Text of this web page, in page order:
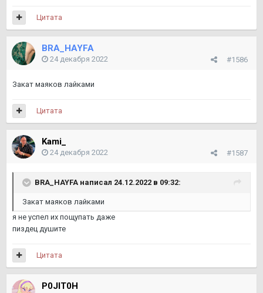
Цитата
BRA_HAYFA
#1586
24 декабря 2022
Закат маяков лайками
Цитата
Kami_
#1587
24 декабря 2022
BRA_HAYFA написал 24.12.2022 в 09:32:
Закат маяков лайками
я не успел их пощупать даже
пиздец душите
Цитата
P0JIT0H